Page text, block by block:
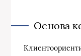
Основа